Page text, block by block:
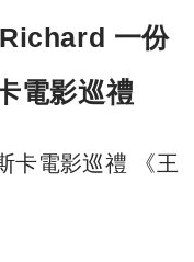
一份
電影巡禮
卡電影巡禮 《王